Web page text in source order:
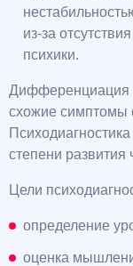
из-за
психики.
Дифференциация
схожие симптомы
степени развития
Цели
определение
оценка